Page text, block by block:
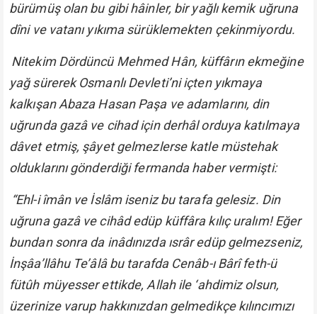
bürümüş olan bu gibi hâinler, bir yağlı kemik uğruna
dîni ve vatanı yıkıma sürüklemekten çekinmiyordu.
Nitekim Dördüncü Mehmed Hân, küffârın ekmeğine
yağ sürerek Osmanlı Devleti’ni içten yıkmaya
kalkışan Abaza Hasan Paşa ve adamlarını, din
uğrunda gazâ ve cihad için derhâl orduya katılmaya
dâvet etmiş, şâyet gelmezlerse katle müstehak
olduklarını gönderdiği fermanda haber vermişti:
“Ehl-i îmân ve İslâm iseniz bu tarafa gelesiz. Din
uğruna gazâ ve cihâd edüp küffâra kılıç uralım! Eğer
bundan sonra da inâdınızda ısrâr edüp gelmezseniz,
İnşâa’llâhu Te’âlâ bu tarafda Cenâb-ı Bârî feth-ü
fütûh müyesser ettikde, Allah ile ‘ahdimiz olsun,
üzerinize varup hakkınızdan gelmedikçe kılıncımızı